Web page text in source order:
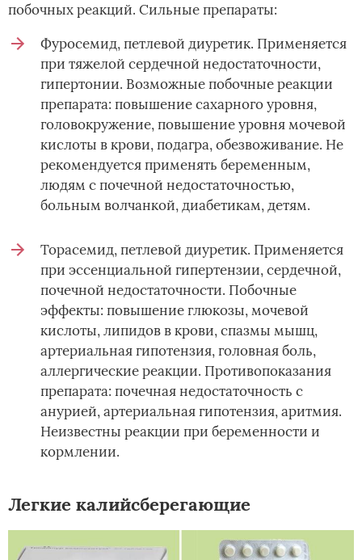
побочных реакций. Сильные препараты:
Фуросемид, петлевой диуретик. Применяется
при тяжелой сердечной недостаточности,
гипертонии. Возможные побочные реакции
препарата: повышение сахарного уровня,
головокружение, повышение уровня мочевой
кислоты в крови, подагра, обезвоживание. Не
рекомендуется применять беременным,
людям с почечной недостаточностью,
больным волчанкой, диабетикам, детям.
Торасемид, петлевой диуретик. Применяется
при эссенциальной гипертензии, сердечной,
почечной недостаточности. Побочные
эффекты: повышение глюкозы, мочевой
кислоты, липидов в крови, спазмы мышц,
артериальная гипотензия, головная боль,
аллергические реакции. Противопоказания
препарата: почечная недостаточность с
анурией, артериальная гипотензия, аритмия.
Неизвестны реакции при беременности и
кормлении.
Легкие калийсберегающие